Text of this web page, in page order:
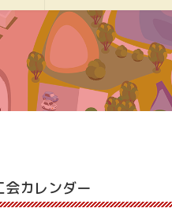
会カレンダー